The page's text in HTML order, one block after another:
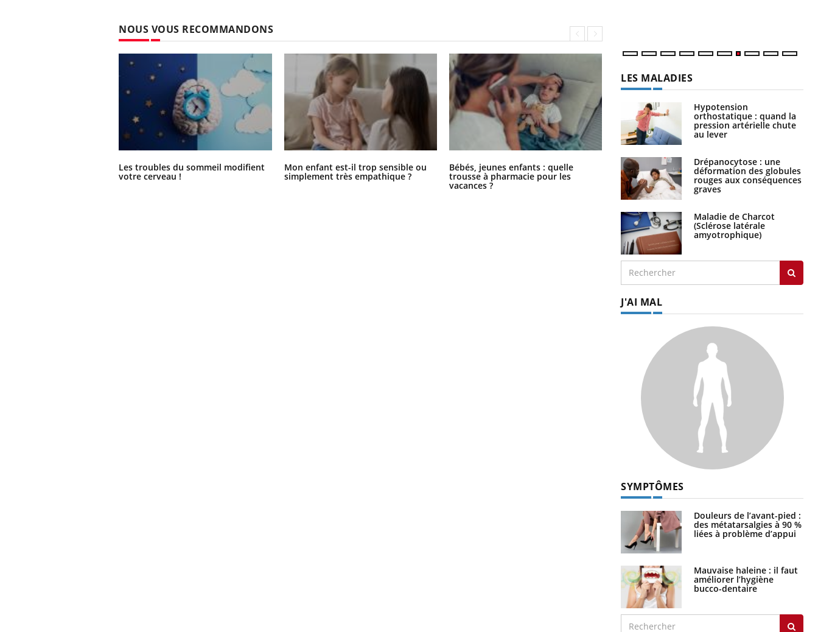
NOUS VOUS RECOMMANDONS
Les troubles du sommeil modifient
votre cerveau !
Mon enfant est-il trop sensible ou
simplement très empathique ?
Bébés, jeunes enfants : quelle
trousse à pharmacie pour les
vacances ?
Syndrome métabolique : quels sont
les meilleurs exercices physiques ?
LES MALADIES
Hypotension
orthostatique : quand la
pression artérielle chute
au lever
Drépanocytose : une
déformation des globules
rouges aux conséquences
graves
Maladie de Charcot
(Sclérose latérale
amyotrophique)
J'AI MAL
SYMPTÔMES
Douleurs de l’avant-pied :
des métatarsalgies à 90 %
liées à problème d’appui
Mauvaise haleine : il faut
améliorer l’hygiène
bucco-dentaire